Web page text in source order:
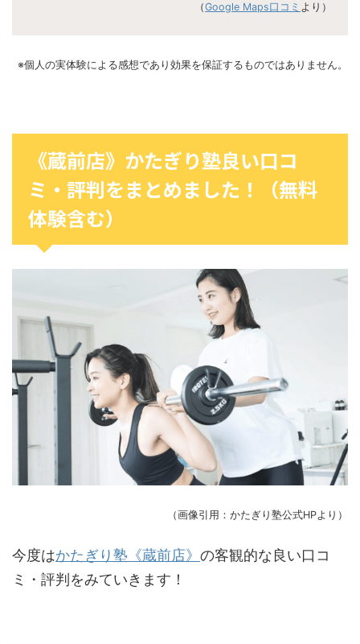
（Google Maps口コミ より）
※個人の実体験による感想であり効果を保証するものではありません。
《蔵前店》かたぎり塾良い口コ
ミ・評判をまとめました！（無料
体験含む）
（画像引用：かたぎり塾公式HPより）
今度はかたぎり塾《蔵前店》 の客観的な良い口コ
ミ・評判をみていきます！